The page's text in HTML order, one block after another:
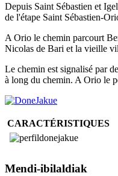
Depuis Saint Sébastien et
de l'étape Saint Sébastien-
A Orio le chemin parcourt
Nicolas de Bari et la vieille
Le chemin est signalisé par
à long du chemin. A Orio le
CARACTÉRISTIQUES
Mendi-ibilaldiak